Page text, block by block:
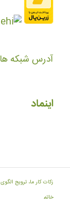
آدرس شبکه
اینماد
زکات کار ما، ترویج